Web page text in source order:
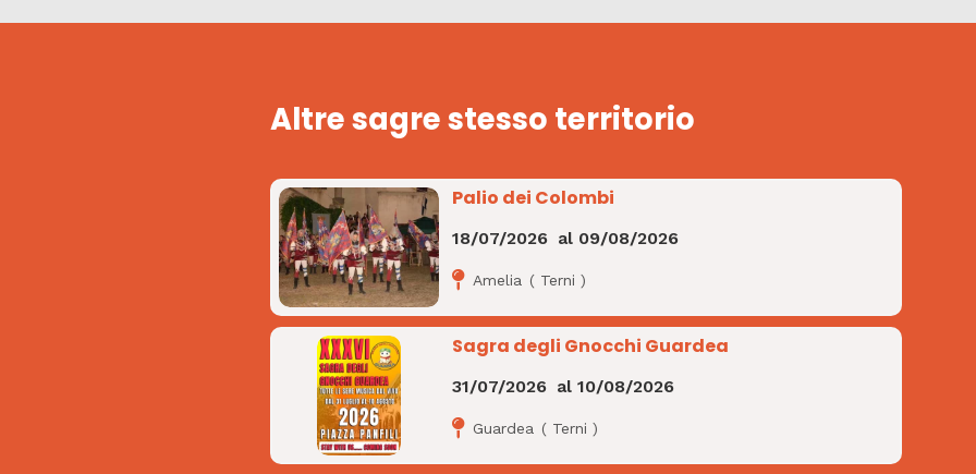
Altre sagre stesso territorio
Palio dei Colombi
18/07/2026 al 09/08/2026
Amelia ( Terni )
Sagra degli Gnocchi Guardea
31/07/2026 al10/08/2026
Guardea ( Terni )